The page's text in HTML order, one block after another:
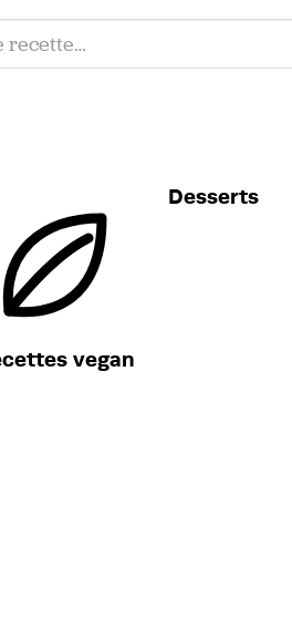
vegan
Desserts